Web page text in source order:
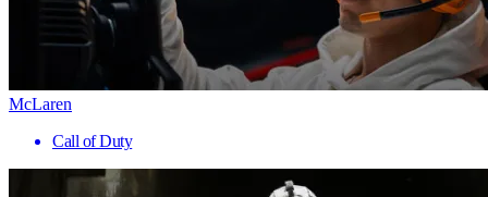
McLaren
Call of Duty